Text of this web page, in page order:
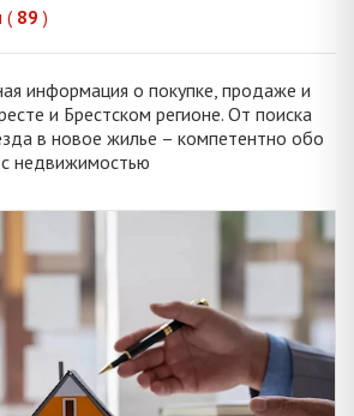
( 89 )
информация о покупке, продаже и
и Брестском регионе. От поиска
в новое жилье – компетентно обо
недвижимостью